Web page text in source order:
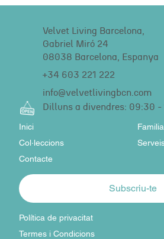
info@velvetlivingbcn.com
+34 603 221 222
Velvet Living Barcelona,
Gabriel Miró 24
08038 Barcelona, Espanya
Dilluns a divendres: 09:30 -
Col·leccions
Inici
Contacte
Familia
Termes i Condicions
Política de privacitat
Subscriu-te